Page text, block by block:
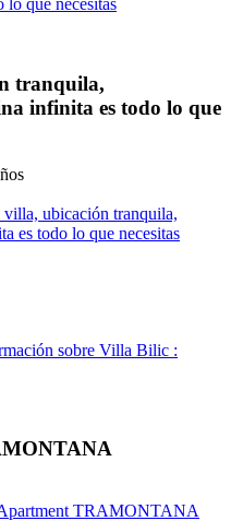
lo que necesitas
tranquila,
infinita es todo lo que
ubicación tranquila,
es todo lo que necesitas
sobre Villa Bilic :
TRAMONTANA